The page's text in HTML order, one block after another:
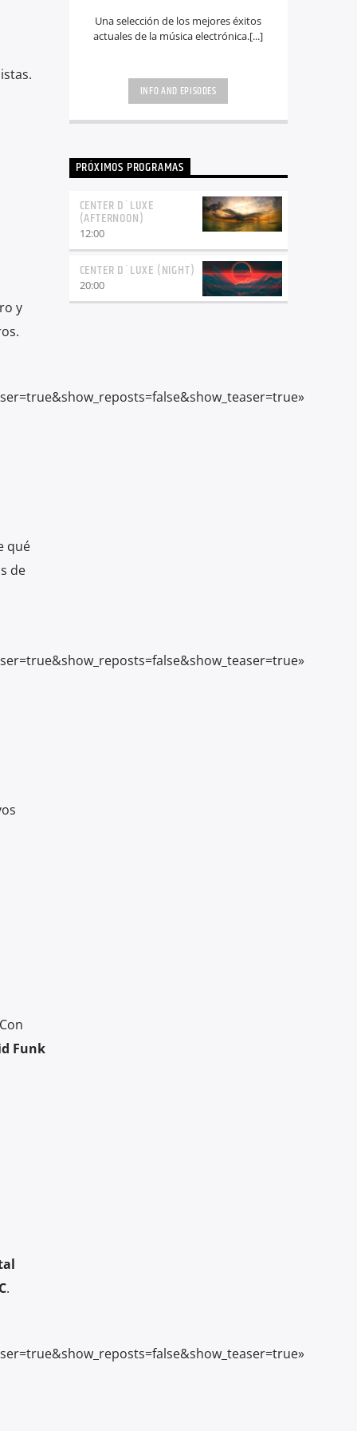
y
qué
de
Funk
.
Una selección de los mejores éxitos
actuales de la música electrónica.[...]
INFO AND EPISODES
PRÓXIMOS PROGRAMAS
CENTER D´LUXE
(AFTERNOON)
12:00
CENTER D´LUXE (NIGHT)
20:00